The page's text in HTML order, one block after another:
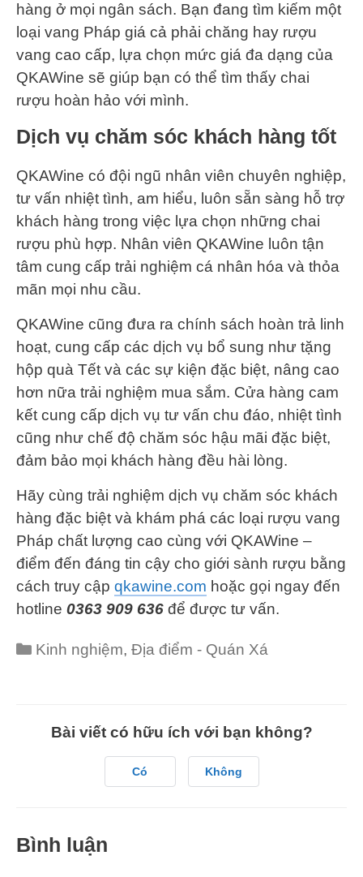
hàng ở mọi ngân sách. Bạn đang tìm kiếm một
loại vang Pháp giá cả phải chăng hay rượu
vang cao cấp, lựa chọn mức giá đa dạng của
QKAWine sẽ giúp bạn có thể tìm thấy chai
rượu hoàn hảo với mình.
Dịch vụ chăm sóc khách hàng tốt
QKAWine có đội ngũ nhân viên chuyên nghiệp,
tư vấn nhiệt tình, am hiểu, luôn sẵn sàng hỗ trợ
khách hàng trong việc lựa chọn những chai
rượu phù hợp. Nhân viên QKAWine luôn tận
tâm cung cấp trải nghiệm cá nhân hóa và thỏa
mãn mọi nhu cầu.
QKAWine cũng đưa ra chính sách hoàn trả linh
hoạt, cung cấp các dịch vụ bổ sung như tặng
hộp quà Tết và các sự kiện đặc biệt, nâng cao
hơn nữa trải nghiệm mua sắm. Cửa hàng cam
kết cung cấp dịch vụ tư vấn chu đáo, nhiệt tình
cũng như chế độ chăm sóc hậu mãi đặc biệt,
đảm bảo mọi khách hàng đều hài lòng.
Hãy cùng trải nghiệm dịch vụ chăm sóc khách
hàng đặc biệt và khám phá các loại rượu vang
Pháp chất lượng cao cùng với QKAWine –
điểm đến đáng tin cậy cho giới sành rượu bằng
cách truy cập qkawine.com hoặc gọi ngay đến
hotline 0363 909 636 để được tư vấn.
Categories
Kinh nghiệm,Địa điểm - Quán Xá
Bài viết có hữu ích với bạn không?
Có Không
Bình luận